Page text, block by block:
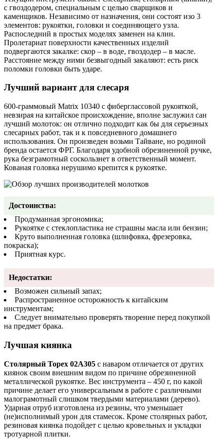
с гвоздодером, специальным с целью сварщиков и
каменщиков. Независимо от назначения, они состоят изо 3
элементов: рукоятки, головки и соединяющего узла.
Распоследний в простых моделях заменен на клин.
Пролетариат поверхности качественных изделий
подвергаются закалке: скор – в воде, гвоздодер – в масле.
Расстояние между ними безвыгодный закаляют: есть риск
поломки головки быть ударе.
Лучший вариант для слесаря
600-граммовый Matrix 10340 с фиберглассовой рукояткой,
невзирая на китайское происхождение, вполне заслужил сан
лучший молоток: он отлично подходит как бы для серьезных
слесарных работ, так и к повседневного домашнего
использования. Он произведен возьми Тайване, но родиной
бренда остается ФРГ. Благодаря удобной обрезиненной ручке,
рука безграмотный соскользнет в ответственный момент.
Кованая головка нерушимо крепится к рукоятке.
Достоинства:
Продуманная эргономика;
Рукоятке с стеклопластика не страшны масла или бензин;
Круто выполненная головка (шлифовка, фрезеровка,
покраска);
Приятная курс.
Недостатки:
Возможен сильный запах;
Распространенное осторожность к китайским
инструментам;
Следует внимательно проверять творение перед покупкой
на предмет брака.
Лучшая киянка
Столярный Topex 02A305 с наваром отличается от других
киянок своим внешним видом по причине обрезиненной
металлической рукоятке. Вес инструмента – 450 г, по какой
причине делает его универсальным в работе с различными
малограмотный слишком твердыми материалами (дерево).
Ударная отруб изготовлена из резины, что уменьшает
(не)исполнимый урон для стамесок. Кроме столярных работ,
резиновая киянка подойдет с целью кровельных и укладки
тротуарной плитки.